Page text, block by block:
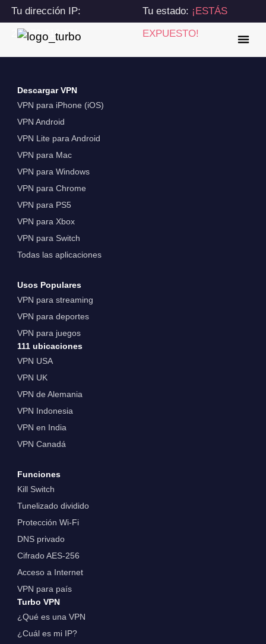
Tu dirección IP:
216.73.216.151
Tu estado: ¡ESTÁS
EXPUESTO!
Descargar VPN
VPN para iPhone (iOS)
VPN Android
VPN Lite para Android
VPN para Mac
VPN para Windows
VPN para Chrome
VPN para PS5
VPN para Xbox
VPN para Switch
Todas las aplicaciones
Usos Populares
VPN para streaming
VPN para deportes
VPN para juegos
111 ubicaciones
VPN USA
VPN UK
VPN de Alemania
VPN Indonesia
VPN en India
VPN Canadá
Funciones
Kill Switch
Tunelizado dividido
Protección Wi-Fi
DNS privado
Cifrado AES-256
Acceso a Internet
VPN para país
Turbo VPN
¿Qué es una VPN
¿Cuál es mi IP?